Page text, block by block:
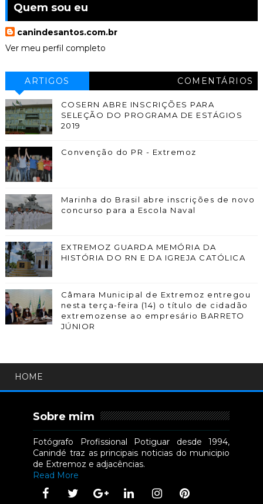
Quem sou eu
canindesantos.com.br
Ver meu perfil completo
ARTIGOS COMENTÁRIOS
COSERN ABRE INSCRIÇÕES PARA
SELEÇÃO DO PROGRAMA DE ESTÁGIOS
2019
Convenção do PR - Extremoz
Marinha do Brasil abre inscrições de novo
concurso para a Escola Naval
EXTREMOZ GUARDA MEMÓRIA DA
HISTÓRIA DO RN E DA IGREJA CATÓLICA
Câmara Municipal de Extremoz entregou
nesta terça-feira (14) o título de cidadão
extremozense ao empresário BARRETO
JÚNIOR
HOME
Sobre mim
Fotógrafo Profissional Potiguar desde 1994,
Canindé traz as principais noticias do municipio
de Extremoz e adjacências.
Read More